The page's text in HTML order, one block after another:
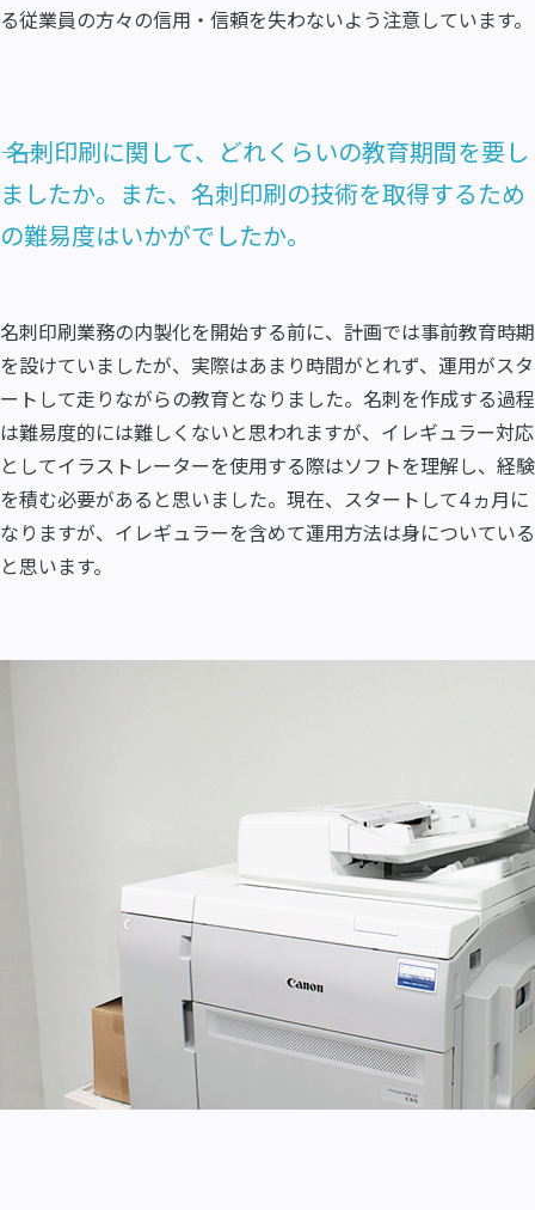
る従業員の方々の信用・信頼を失わないよう注意しています。
―― 名刺印刷に関して、どれくらいの教育期間を要し
ましたか。また、名刺印刷の技術を取得するため
の難易度はいかがでしたか。
名刺印刷業務の内製化を開始する前に、計画では事前教育時期
を設けていましたが、実際はあまり時間がとれず、運用がスタ
ートして走りながらの教育となりました。名刺を作成する過程
は難易度的には難しくないと思われますが、イレギュラー対応
としてイラストレーターを使用する際はソフトを理解し、経験
を積む必要があると思いました。現在、スタートして4ヵ月に
なりますが、イレギュラーを含めて運用方法は身についている
と思います。